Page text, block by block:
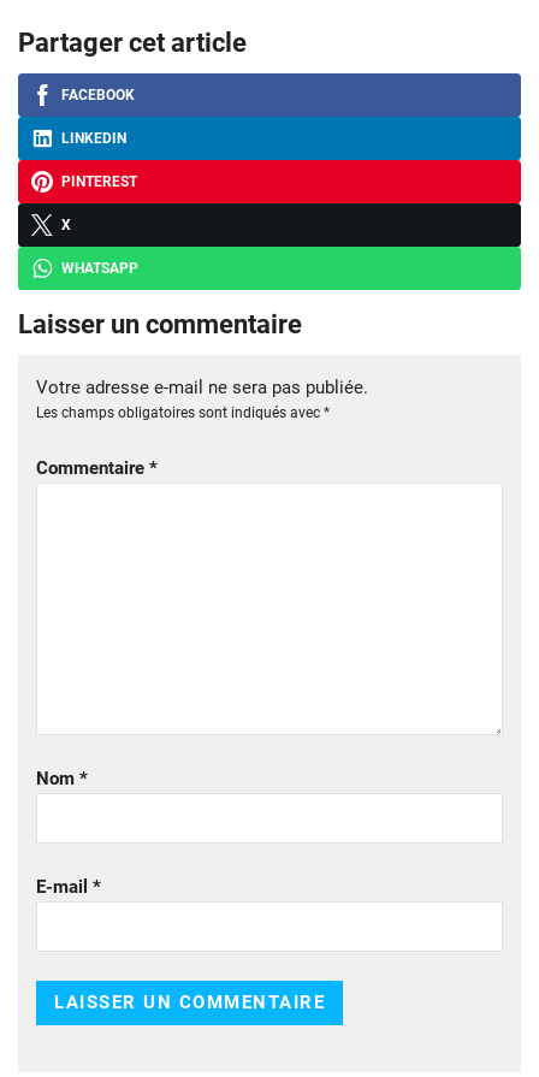
Partager cet article
FACEBOOK
LINKEDIN
PINTEREST
X
WHATSAPP
Laisser un commentaire
Votre adresse e-mail ne sera pas publiée.
Les champs obligatoires sont indiqués avec *
Commentaire *
Nom *
E-mail *